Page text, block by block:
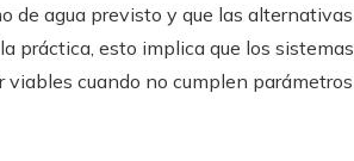
de agua previsto y que las alternativas
práctica, esto implica que los sistemas
cuando no cumplen parámetros